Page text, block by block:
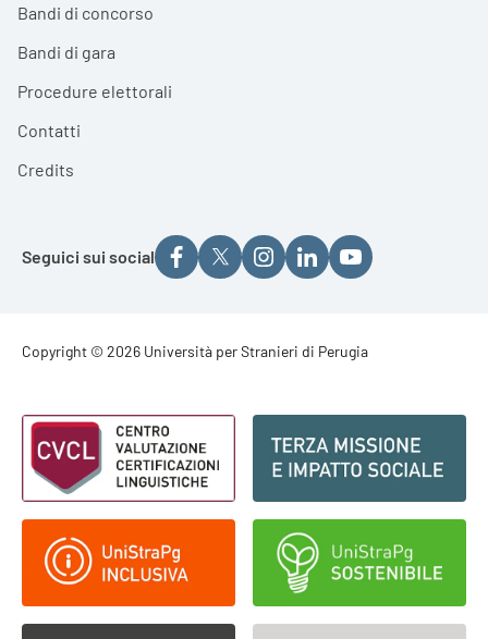
Bandi di concorso
Bandi di gara
Procedure elettorali
Contatti
Credits
Seguici sui social
Footer - Copyright
Copyright © 2026 Università per Stranieri di Perugia
Footer - Loghi